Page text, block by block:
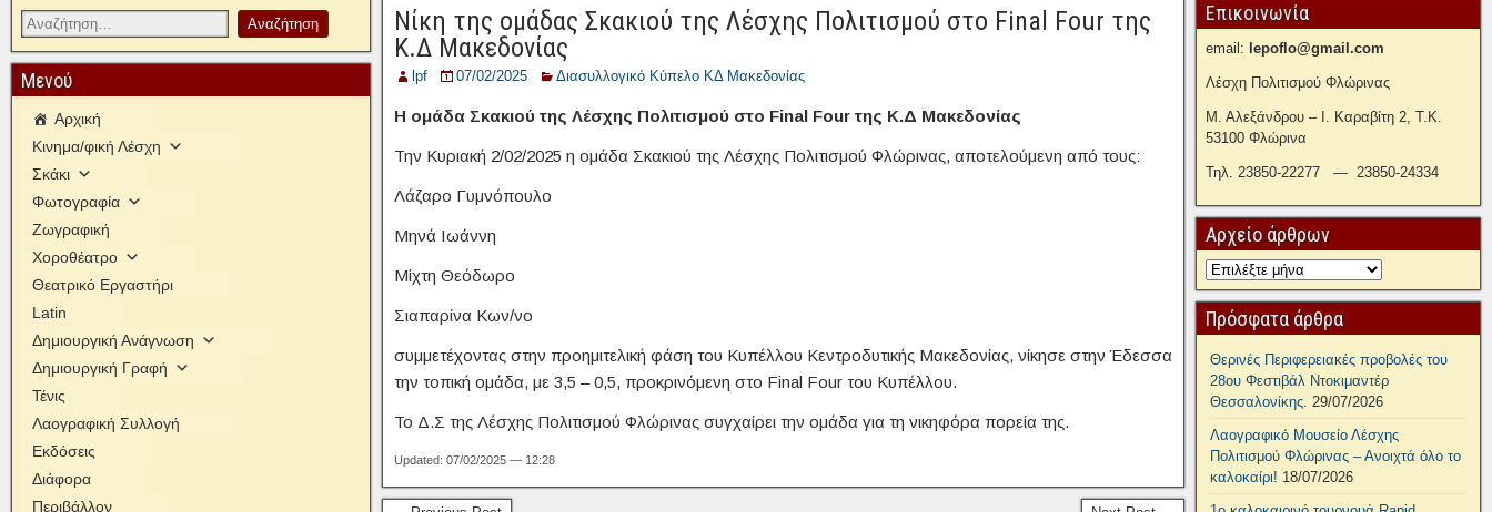
Νίκη της ομάδας Σκακιού της Λέσχης Πολιτισμού στο Final Four της
Κ.Δ Μακεδονίας
lpf 07/02/2025 Διασυλλογικό Κύπελο ΚΔ Μακεδονίας
Η ομάδα Σκακιού της Λέσχης Πολιτισμού στο Final Fourτης Κ.Δ Μακεδονίας
Την Κυριακή 2/02/2025 η ομάδα Σκακιού της Λέσχης Πολιτισμού Φλώρινας, αποτελούμενη από τους:
Λάζαρο Γυμνόπουλο
Μηνά Ιωάννη
Μίχτη Θεόδωρο
Σιαπαρίνα Κων/νο
συμμετέχοντας στην προημιτελική φάση του Κυπέλλου Κεντροδυτικής Μακεδονίας, νίκησε στην Έδεσσα
την τοπική ομάδα, με 3,5 – 0,5, προκρινόμενη στο Final Four του Κυπέλλου.
Το Δ.Σ της Λέσχης Πολιτισμού Φλώρινας συγχαίρει την ομάδα για τη νικηφόρα πορεία της.
Updated: 07/02/2025 — 12:28
Μενού
Αρχική
Κινημα/φική Λέσχη
Σκάκι
Φωτογραφία
Ζωγραφική
Χοροθέατρο
Θεατρικό Εργαστήρι
Latin
Δημιουργική Ανάγνωση
Δημιουργική Γραφή
Τένις
Λαογραφική Συλλογή
Εκδόσεις
Διάφορα
Περιβάλλον
Επικοινωνία
email: lepoflo@gmail.com
Λέσχη Πολιτισμού Φλώρινας
Μ. Αλεξάνδρου – Ι. Καραβίτη 2, Τ.Κ.
53100 Φλώρινα
Τηλ. 23850-22277 — 23850-24334
Αρχείο άρθρων
Πρόσφατα άρθρα
Θερινές Περιφερειακές προβολές του
28ου Φεστιβάλ Ντοκιμαντέρ
Θεσσαλονίκης. 29/07/2026
Λαογραφικό Μουσείο Λέσχης
Πολιτισμού Φλώρινας – Ανοιχτά όλο το
καλοκαίρι! 18/07/2026